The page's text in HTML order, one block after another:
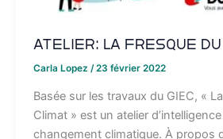
Atelier: La Fresque
Carla Lopez /23 février 2022
Basée sur les travaux du GIEC, «
Climat » est un atelier
changement climatique. À propos